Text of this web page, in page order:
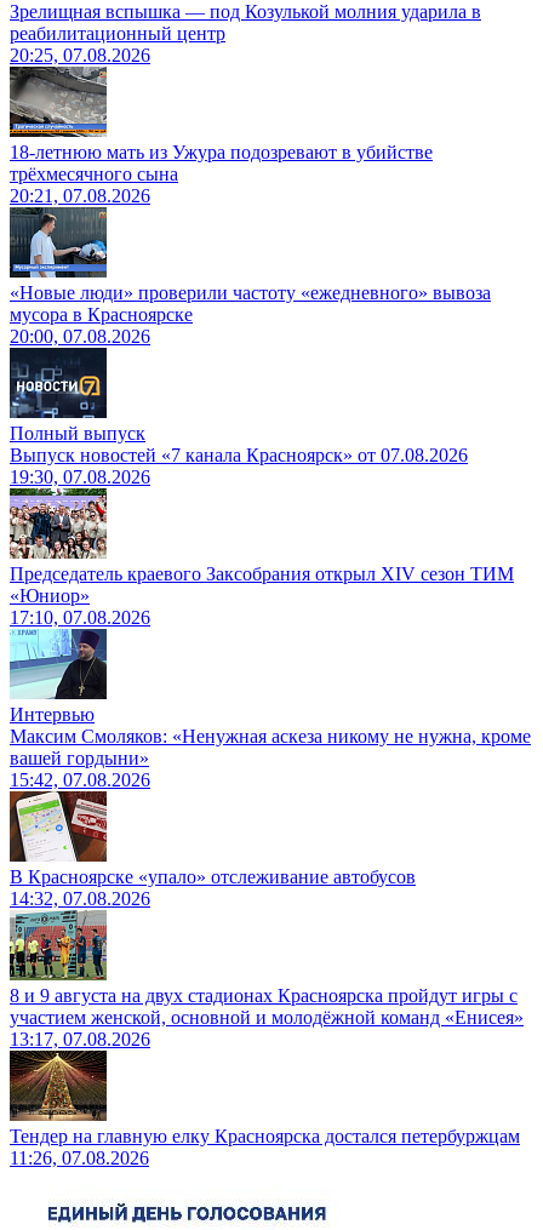
Зрелищная вспышка — под Козулькой молния ударила в
реабилитационный центр
20:25, 07.08.2026
18-летнюю мать из Ужура подозревают в убийстве
трёхмесячного сына
20:21, 07.08.2026
«Новые люди» проверили частоту «ежедневного» вывоза
мусора в Красноярске
20:00, 07.08.2026
Полный выпуск
Выпуск новостей «7 канала Красноярск» от 07.08.2026
19:30, 07.08.2026
Председатель краевого Заксобрания открыл XIV сезон ТИМ
«Юниор»
17:10, 07.08.2026
Интервью
Максим Смоляков: «Ненужная аскеза никому не нужна, кроме
вашей гордыни»
15:42, 07.08.2026
В Красноярске «упало» отслеживание автобусов
14:32, 07.08.2026
8 и 9 августа на двух стадионах Красноярска пройдут игры с
участием женской, основной и молодёжной команд «Енисея»
13:17, 07.08.2026
Тендер на главную елку Красноярска достался петербуржцам
11:26, 07.08.2026